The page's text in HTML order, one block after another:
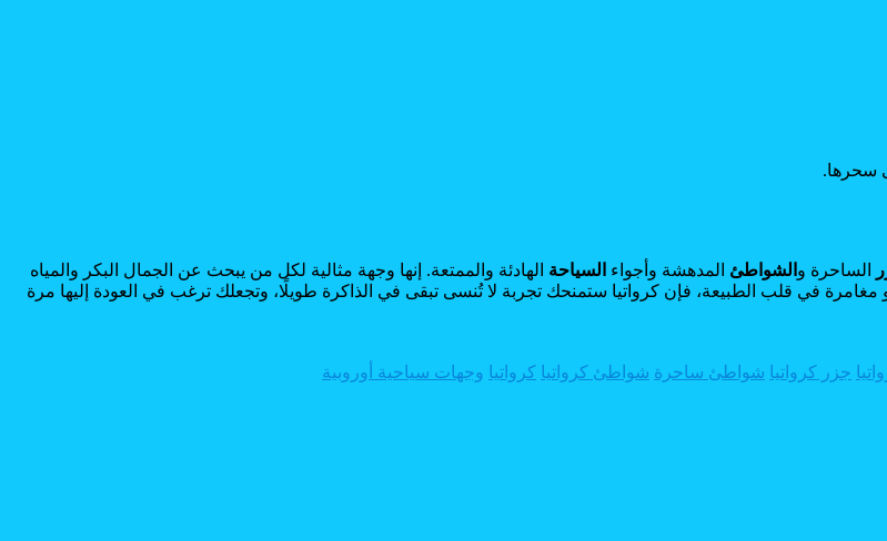
سحرها.
الساحرة و الشواطئ المدهشة وأجواء السياحة الهادئة والممتعة. إنها وجهة مثالية لكل من يبحث عن الجمال البكر والمياه
مغامرة في قلب الطبيعة، فإن كرواتيا ستمنحك تجربة لا تُنسى تبقى في الذاكرة طويلًا، وتجعلك ترغب في العودة إليها مرة
جزر كرواتيا شواطئ ساحرة شواطئ كرواتيا كرواتيا وجهات سياحية أوروبية